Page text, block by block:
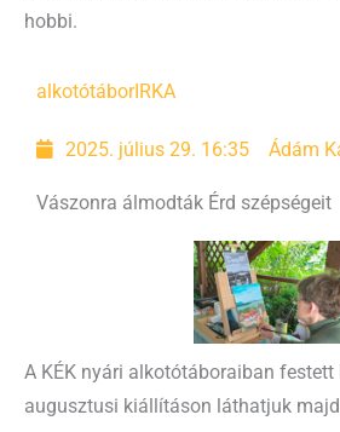
hobbi.
alkotótáborIRKA
2025. július 29. 16:35 Ádám
Vászonra álmodták Érd szépségeit
A KÉK nyári alkotótáboraiban festett
augusztusi kiállításon láthatjuk